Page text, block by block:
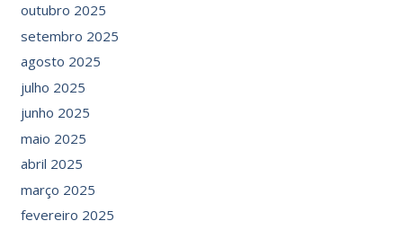
outubro 2025
setembro 2025
agosto 2025
julho 2025
junho 2025
maio 2025
abril 2025
março 2025
fevereiro 2025